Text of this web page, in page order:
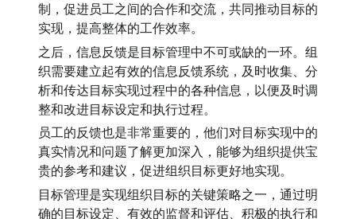
制，促进员工之间的合作和交流，共同推动目标的
实现，提高整体的工作效率。
之后，信息反馈是目标管理中不可或缺的一环。组
织需要建立起有效的信息反馈系统，及时收集、分
析和传达目标实现过程中的各种信息，以便及时调
整和改进目标设定和执行过程。
员工的反馈也是非常重要的，他们对目标实现中的
真实情况和问题了解更加深入，能够为组织提供宝
贵的参考和建议，促进组织目标更好地实现。
目标管理是实现组织目标的关键策略之一，通过明
确的目标设定、有效的监督和评估、积极的执行和